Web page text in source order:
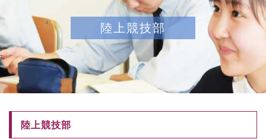
陸上競技部
陸上競技部